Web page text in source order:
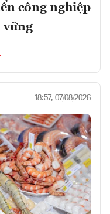
công nghiệp
vững
18:57, 07/08/2026